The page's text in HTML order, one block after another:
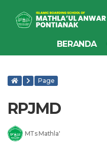
BERANDA
Page
RPJMD
MTs Mathla'